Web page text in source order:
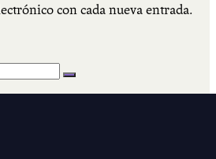
con cada nueva entrada.